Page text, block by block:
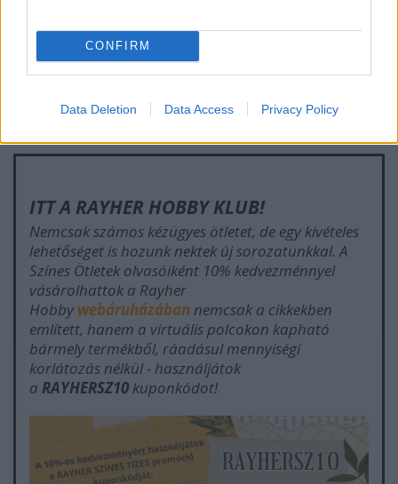
CONFIRM
Data Deletion Data Access Privacy Policy
ITT A RAYHER HOBBY KLUB!
Nemcsak számos kézügyes ötletet, de egy kivételes
lehetőséget is hozunk nektek új sorozatunkkal. A
Színes Ötletek olvasóiként 10% kedvezménnyel
vásárolhattok a Rayher
Hobby webáruházábannemcsak a cikkekben
említett, hanem a virtuális polcokon kapható
bármely termékből, ráadásul mennyiségi
korlátozás nélkül - használjátok
a RAYHERSZ10 kuponkódot!